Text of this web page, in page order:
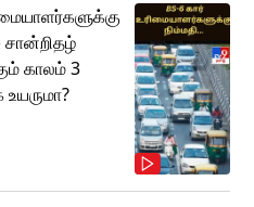
சான்றிதழ்
காலம் 3